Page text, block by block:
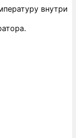
внутри